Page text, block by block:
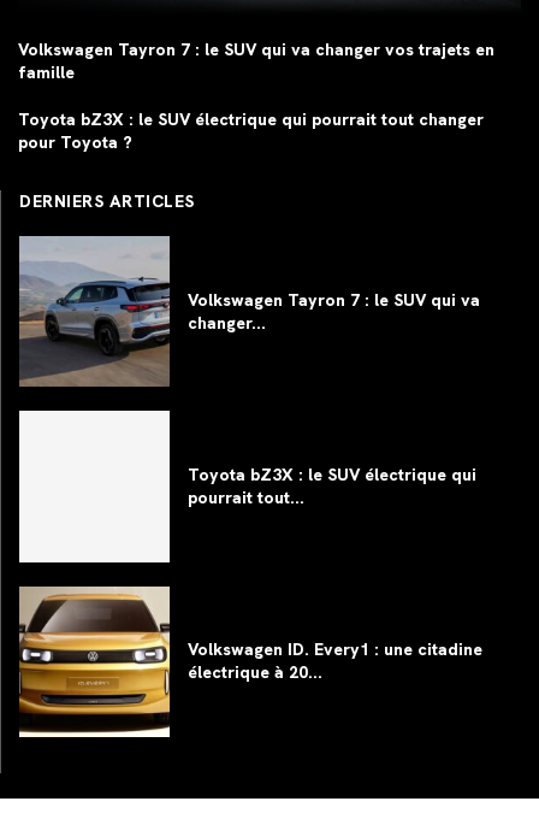
Volkswagen Tayron 7 : le SUV qui va changer vos trajets en
famille
Toyota bZ3X : le SUV électrique qui pourrait tout changer
pour Toyota ?
DERNIERS ARTICLES
Volkswagen Tayron 7 : le SUV qui va
changer...
Toyota bZ3X : le SUV électrique qui
pourrait tout...
Volkswagen ID. Every1 : une citadine
électrique à 20...